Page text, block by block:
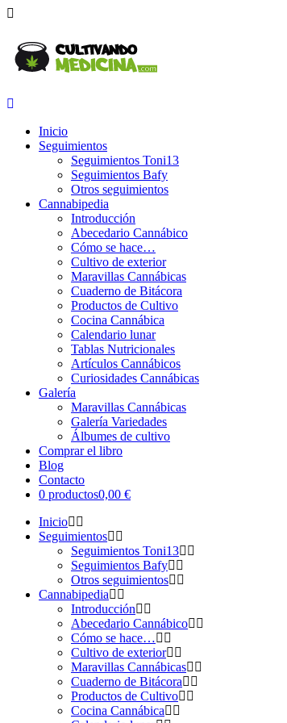
Inicio
Seguimientos
Seguimientos Toni13
Seguimientos Bafy
Otros seguimientos
Cannabipedia
Introducción
Abecedario Cannábico
Cómo se hace…
Cultivo de exterior
Maravillas Cannábicas
Cuaderno de Bitácora
Productos de Cultivo
Cocina Cannábica
Calendario lunar
Tablas Nutricionales
Artículos Cannábicos
Curiosidades Cannábicas
Galería
Maravillas Cannábicas
Galería Variedades
Álbumes de cultivo
Comprar el libro
Blog
Contacto
0 productos0,00 €
Inicio
Seguimientos
Seguimientos Toni13
Seguimientos Bafy
Otros seguimientos
Cannabipedia
Introducción
Abecedario Cannábico
Cómo se hace…
Cultivo de exterior
Maravillas Cannábicas
Cuaderno de Bitácora
Productos de Cultivo
Cocina Cannábica